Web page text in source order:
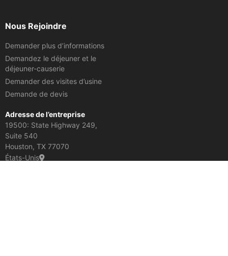
Nous Rejoindre
Demander plus d’informations
Demandez le déjeuner et le
déjeuner-causerie
Demander des visites d’usine
Demande de devis
Adresse de l’entreprise
19500: State Highway 249,
Suite 540
Houston, TX 77070
États-Unis